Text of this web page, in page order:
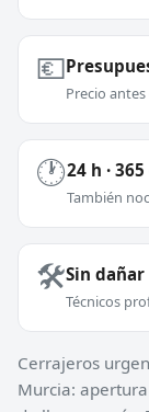
💶
Precio
🕐24 h ·
También
🛠️Sin
Técnicos
Cerrajeros
Murcia: